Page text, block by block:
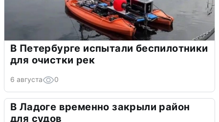
В Петербурге испытали беспилотники
для очистки рек
6 августа 0
В Ладоге временно закрыли район
для судов